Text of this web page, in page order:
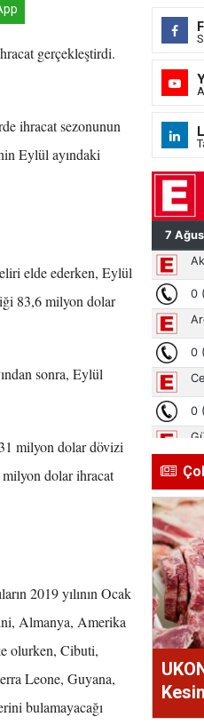
gerçekleştirdi.
ihracat sezonunun
Eylül ayındaki
elde ederken, Eylül
83,6 milyon dolar
sonra, Eylül
milyon dolar dövizi
milyon dolar ihracat
2019 yılının Ocak
Almanya, Amerika
olurken, Cibuti,
Leone, Guyana,
bulamayacağı